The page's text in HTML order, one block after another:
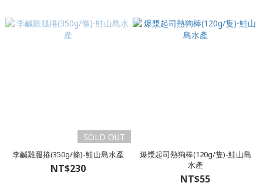
SOLD OUT
李鹹雞腿捲(350g/條)-鮭山島水產
NT$230
爆漿起司熱狗棒(120g/隻)-鮭山島
水產
NT$55